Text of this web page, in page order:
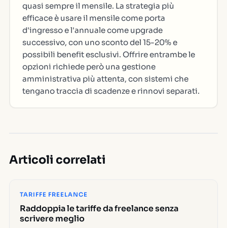
quasi sempre il mensile. La strategia più
efficace è usare il mensile come porta
d'ingresso e l'annuale come upgrade
successivo, con uno sconto del 15-20% e
possibili benefit esclusivi. Offrire entrambe le
opzioni richiede però una gestione
amministrativa più attenta, con sistemi che
tengano traccia di scadenze e rinnovi separati.
Articoli correlati
TARIFFE FREELANCE
Raddoppia le tariffe da freelance senza
scrivere meglio